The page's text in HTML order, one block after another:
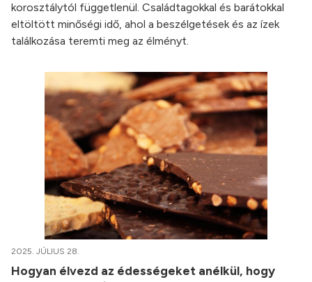
korosztálytól függetlenül. Családtagokkal és barátokkal
eltöltött minőségi idő, ahol a beszélgetések és az ízek
találkozása teremti meg az élményt.
2025. JÚLIUS 28.
Hogyan élvezd az édességeket anélkül, hogy